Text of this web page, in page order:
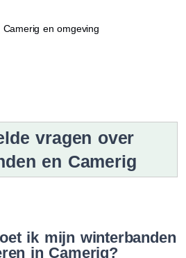
en omgeving
vragen over
en Camerig
ik mijn winterbanden
in Camerig?